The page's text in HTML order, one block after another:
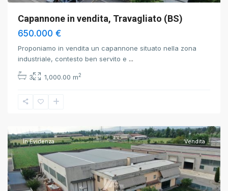
Capannone in vendita, Travagliato (BS)
650.000 €
Proponiamo in vendita un capannone situato nella zona
industriale, contesto ben servito e ...
3 1,000.00 m2
Travagliato ,
In Evidenza Vendita